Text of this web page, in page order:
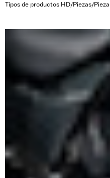
Tipos de productos HD/Piezas/